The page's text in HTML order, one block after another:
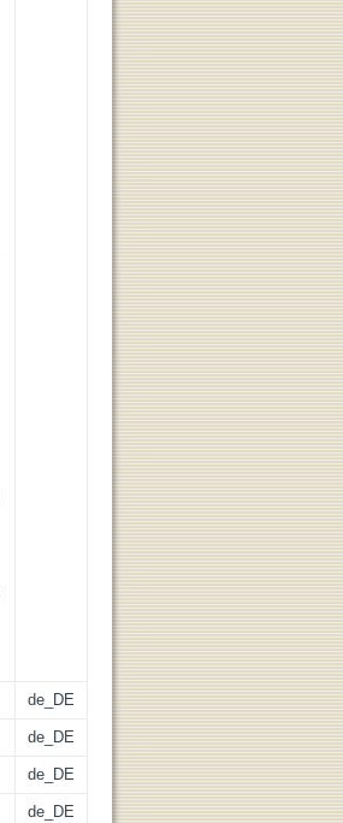
de_DE
de_DE
de_DE
de_DE